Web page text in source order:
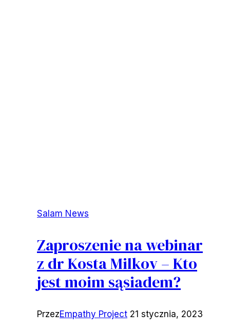
Salam News
Zaproszenie na webinar
z dr Kosta Milkov – Kto
jest moim sąsiadem?
PrzezEmpathy Project 21 stycznia, 2023